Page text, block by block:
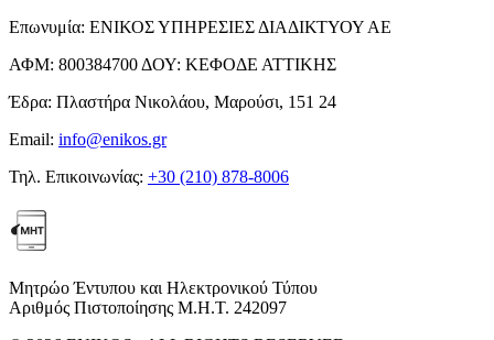
Επωνυμία: ΕΝΙΚΟΣ ΥΠΗΡΕΣΙΕΣ ΔΙΑΔΙΚΤΥΟΥ ΑΕ
ΑΦΜ: 800384700 ΔΟΥ: ΚΕΦΟΔΕ ΑΤΤΙΚΗΣ
Έδρα: Πλαστήρα Νικολάου, Μαρούσι, 151 24
Email: info@enikos.gr
Τηλ. Επικοινωνίας: +30 (210) 878-8006
Μητρώο Έντυπου και Ηλεκτρονικού Τύπου
Αριθμός Πιστοποίησης Μ.Η.Τ. 242097